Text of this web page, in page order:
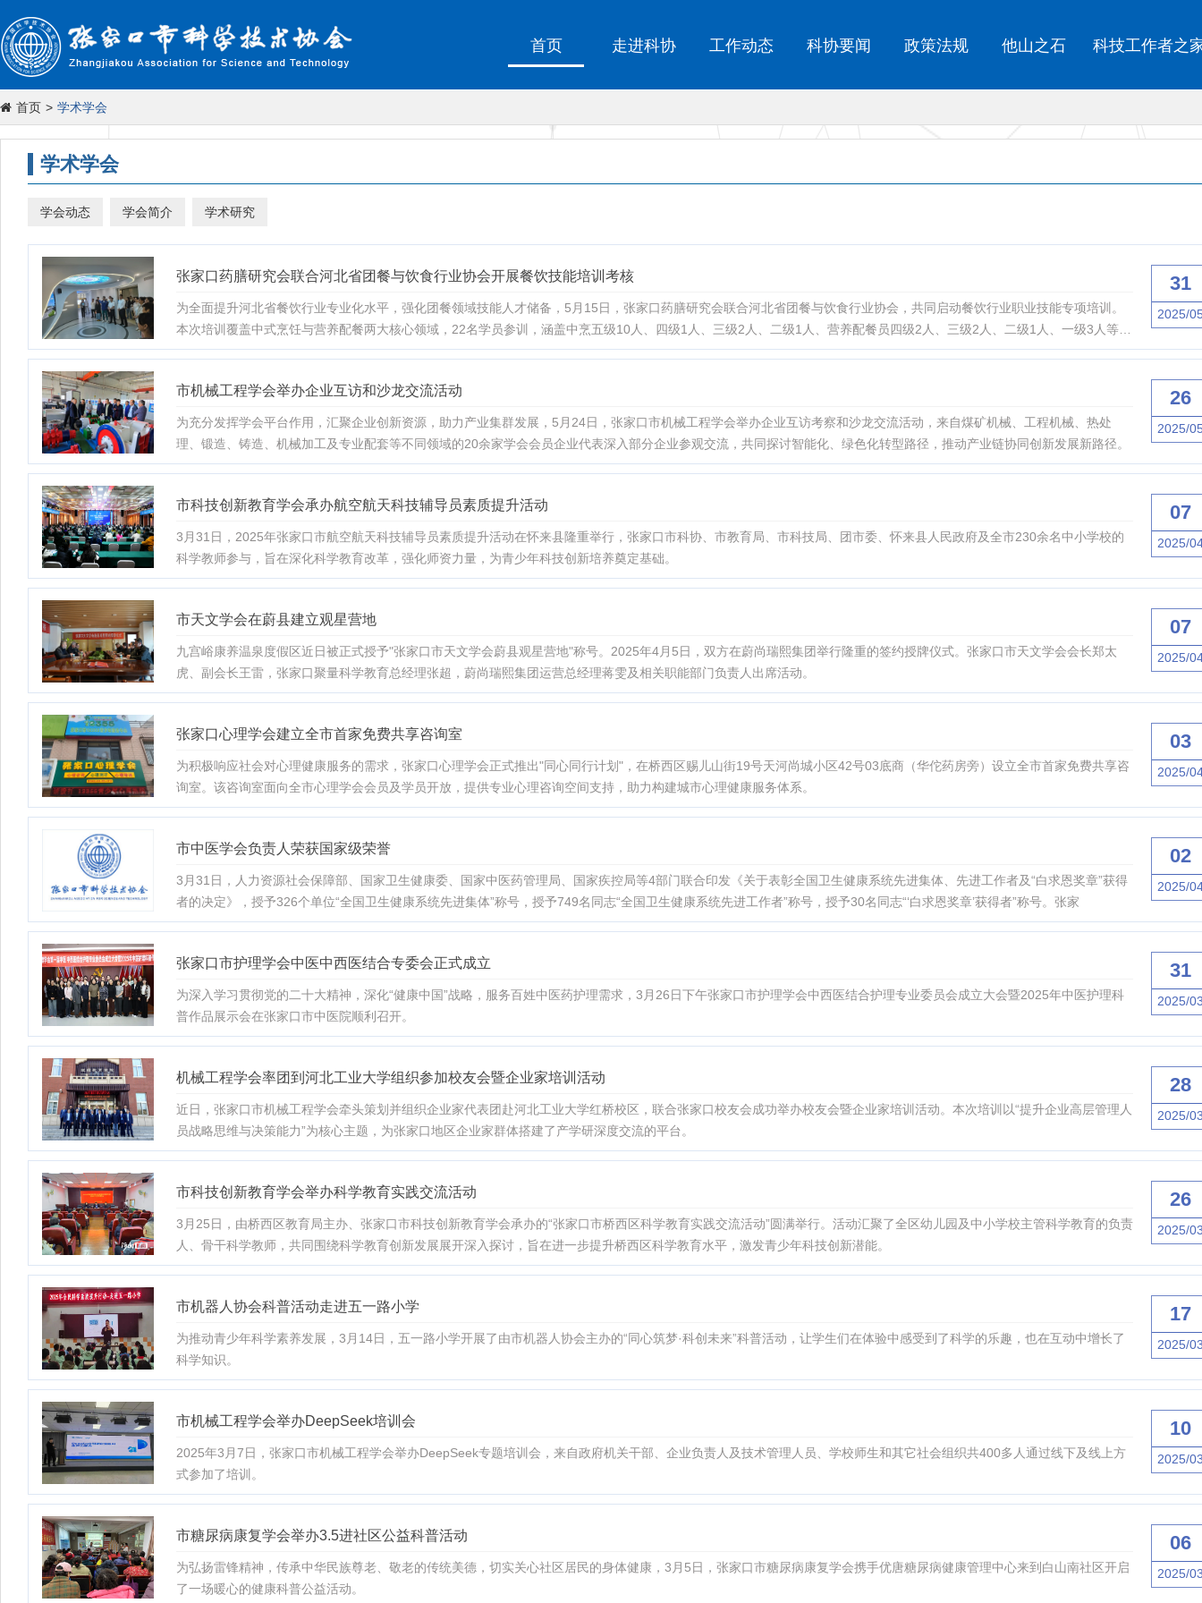
首页 走进科协 工作动态 科协要闻 政策法规 他山之石 科技工作者之
首页 > 学术学会
学术学会
学会动态 学会简介 学术研究
31
2025/
张家口药膳研究会联合河北省团餐与饮食行业协会开展餐饮技能培训考核
为全面提升河北省餐饮行业专业化水平，强化团餐领域技能人才储备，5月15日，张家口药膳研究会联合河北省团餐与饮食行业协会，共同启动餐饮行业职业技能专项培训。
本次培训覆盖中式烹饪与营养配餐两大核心领域，22名学员参训，涵盖中烹五级10人、四级1人、三级2人、二级1人、营养配餐员四级2人、三级2人、二级1人、一级3人等多
等级
26
2025/
市机械工程学会举办企业互访和沙龙交流活动
为充分发挥学会平台作用，汇聚企业创新资源，助力产业集群发展，5月24日，张家口市机械工程学会举办企业互访考察和沙龙交流活动，来自煤矿机械、工程机械、热处
理、锻造、铸造、机械加工及专业配套等不同领域的20余家学会会员企业代表深入部分企业参观交流，共同探讨智能化、绿色化转型路径，推动产业链协同创新发展新路径。
07
2025/
市科技创新教育学会承办航空航天科技辅导员素质提升活动
3月31日，2025年张家口市航空航天科技辅导员素质提升活动在怀来县隆重举行，张家口市科协、市教育局、市科技局、团市委、怀来县人民政府及全市230余名中小学校的
科学教师参与，旨在深化科学教育改革，强化师资力量，为青少年科技创新培养奠定基础。
07
2025/
市天文学会在蔚县建立观星营地
九宫峪康养温泉度假区近日被正式授予"张家口市天文学会蔚县观星营地"称号。2025年4月5日，双方在蔚尚瑞熙集团举行隆重的签约授牌仪式。张家口市天文学会会长郑太
虎、副会长王雷，张家口聚量科学教育总经理张超，蔚尚瑞熙集团运营总经理蒋雯及相关职能部门负责人出席活动。
03
2025/
张家口心理学会建立全市首家免费共享咨询室
为积极响应社会对心理健康服务的需求，张家口心理学会正式推出"同心同行计划"，在桥西区赐儿山街19号天河尚城小区42号03底商（华佗药房旁）设立全市首家免费共享咨
询室。该咨询室面向全市心理学会会员及学员开放，提供专业心理咨询空间支持，助力构建城市心理健康服务体系。
02
2025/
市中医学会负责人荣获国家级荣誉
3月31日，人力资源社会保障部、国家卫生健康委、国家中医药管理局、国家疾控局等4部门联合印发《关于表彰全国卫生健康系统先进集体、先进工作者及“白求恩奖章”获得
者的决定》，授予326个单位“全国卫生健康系统先进集体”称号，授予749名同志“全国卫生健康系统先进工作者”称号，授予30名同志“‘白求恩奖章’获得者”称号。张家
31
2025/
张家口市护理学会中医中西医结合专委会正式成立
为深入学习贯彻党的二十大精神，深化“健康中国”战略，服务百姓中医药护理需求，3月26日下午张家口市护理学会中西医结合护理专业委员会成立大会暨2025年中医护理科
普作品展示会在张家口市中医院顺利召开。
28
2025/
机械工程学会率团到河北工业大学组织参加校友会暨企业家培训活动
近日，张家口市机械工程学会牵头策划并组织企业家代表团赴河北工业大学红桥校区，联合张家口校友会成功举办校友会暨企业家培训活动。本次培训以“提升企业高层管理人
员战略思维与决策能力”为核心主题，为张家口地区企业家群体搭建了产学研深度交流的平台。
26
2025/
市科技创新教育学会举办科学教育实践交流活动
3月25日，由桥西区教育局主办、张家口市科技创新教育学会承办的“张家口市桥西区科学教育实践交流活动”圆满举行。活动汇聚了全区幼儿园及中小学校主管科学教育的负责
人、骨干科学教师，共同围绕科学教育创新发展展开深入探讨，旨在进一步提升桥西区科学教育水平，激发青少年科技创新潜能。
17
2025/
市机器人协会科普活动走进五一路小学
为推动青少年科学素养发展，3月14日，五一路小学开展了由市机器人协会主办的“同心筑梦·科创未来”科普活动，让学生们在体验中感受到了科学的乐趣，也在互动中增长了
科学知识。
10
2025/
市机械工程学会举办DeepSeek培训会
2025年3月7日，张家口市机械工程学会举办DeepSeek专题培训会，来自政府机关干部、企业负责人及技术管理人员、学校师生和其它社会组织共400多人通过线下及线上方
式参加了培训。
06
2025/
市糖尿病康复学会举办3.5进社区公益科普活动
为弘扬雷锋精神，传承中华民族尊老、敬老的传统美德，切实关心社区居民的身体健康，3月5日，张家口市糖尿病康复学会携手优唐糖尿病健康管理中心来到白山南社区开启
了一场暖心的健康科普公益活动。